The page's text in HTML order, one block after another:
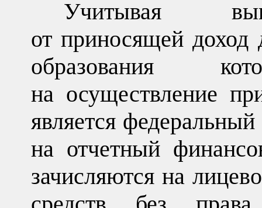
Учитывая
от приносящей доход
образования
на осуществление
является
на отчетный
зачисляются на